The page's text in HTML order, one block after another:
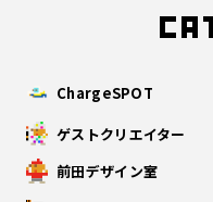
ChargeSPOT
ゲストクリエイター
前田デザイン室